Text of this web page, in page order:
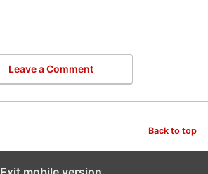
Leave a Comment
Back to top